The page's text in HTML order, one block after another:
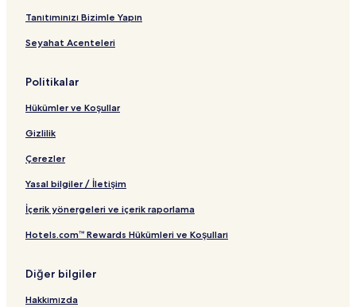
Tanıtımınızı Bizimle Yapın
Seyahat Acenteleri
Politikalar
Hükümler ve Koşullar
Gizlilik
Çerezler
Yasal bilgiler / İletişim
İçerik yönergeleri ve içerik raporlama
Hotels.com™ Rewards Hükümleri ve Koşulları
Diğer bilgiler
Hakkımızda